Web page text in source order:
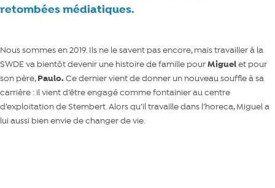
retombées médiatiques.
Nous sommes en 2019. Ils ne le savent pas encore, mais travailler à la
SWDE va bientôt devenir une histoire de famille pourMiguelet pour
son père,Paulo.Ce dernier vient de donner un nouveau souffle à sa
carrière : il vient d’être engagé comme fontainier au centre
d’exploitation de Stembert. Alors qu’il travaille dans l’horeca, Miguel a
lui aussi bien envie de changer de vie.